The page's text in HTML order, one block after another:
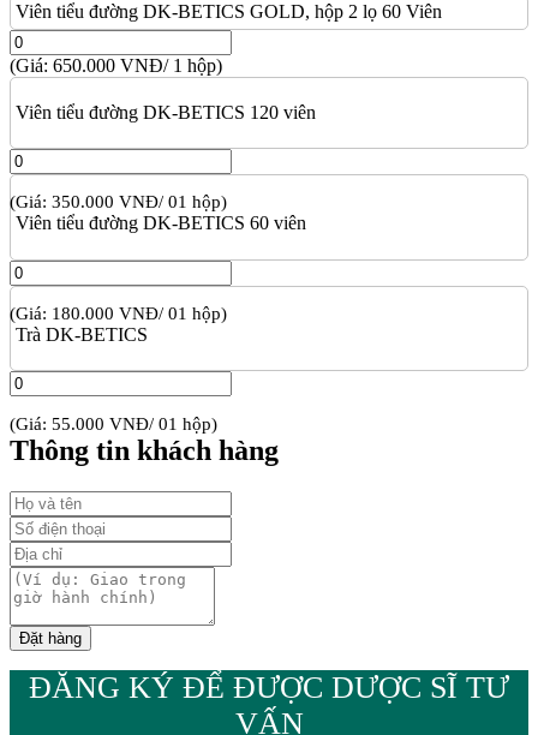
Viên tiểu đường DK-BETICS GOLD, hộp 2 lọ 60 Viên
(Giá: 650.000 VNĐ/ 1 hộp)
Viên tiểu đường DK-BETICS 120 viên
(Giá: 350.000 VNĐ/ 01 hộp)
Viên tiểu đường DK-BETICS 60 viên
(Giá: 180.000 VNĐ/ 01 hộp)
Trà DK-BETICS
(Giá: 55.000 VNĐ/ 01 hộp)
Thông tin khách hàng
ĐĂNG KÝ ĐỂ ĐƯỢC DƯỢC SĨ TƯ
VẤN